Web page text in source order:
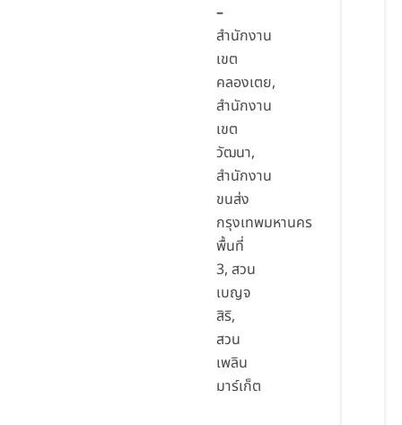
–
สำนักงาน
เขต
คลองเตย,
สำนักงาน
เขต
วัฒนา,
สำนักงาน
ขนส่ง
กรุงเทพมหานคร
พื้นที่
3, สวน
เบญจ
สิริ,
สวน
เพลิน
มาร์เก็ต